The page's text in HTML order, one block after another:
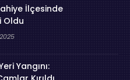
İlçesinde
Oldu
Yangını: